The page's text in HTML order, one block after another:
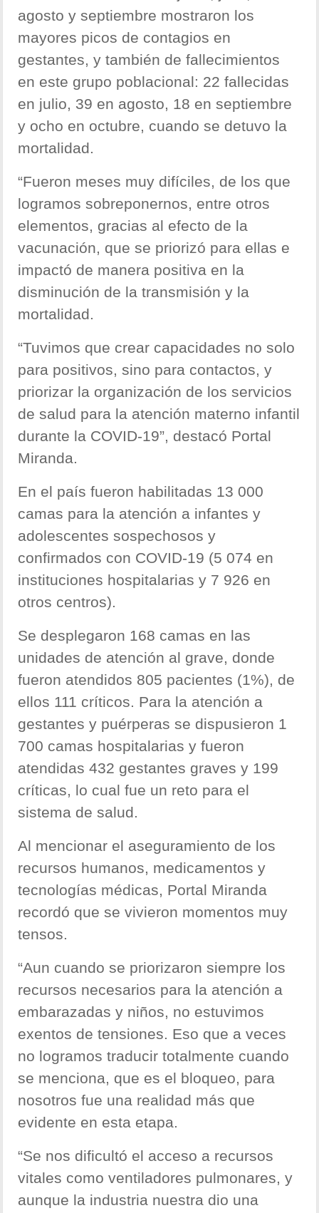
agosto y septiembre mostraron los
mayores picos de contagios en
gestantes, y también de fallecimientos
en este grupo poblacional: 22 fallecidas
en julio, 39 en agosto, 18 en septiembre
y ocho en octubre, cuando se detuvo la
mortalidad.
“Fueron meses muy difíciles, de los que
logramos sobreponernos, entre otros
elementos, gracias al efecto de la
vacunación, que se priorizó para ellas e
impactó de manera positiva en la
disminución de la transmisión y la
mortalidad.
“Tuvimos que crear capacidades no solo
para positivos, sino para contactos, y
priorizar la organización de los servicios
de salud para la atención materno infantil
durante la COVID-19”, destacó Portal
Miranda.
En el país fueron habilitadas 13 000
camas para la atención a infantes y
adolescentes sospechosos y
confirmados con COVID-19 (5 074 en
instituciones hospitalarias y 7 926 en
otros centros).
Se desplegaron 168 camas en las
unidades de atención al grave, donde
fueron atendidos 805 pacientes (1%), de
ellos 111 críticos. Para la atención a
gestantes y puérperas se dispusieron 1
700 camas hospitalarias y fueron
atendidas 432 gestantes graves y 199
críticas, lo cual fue un reto para el
sistema de salud.
Al mencionar el aseguramiento de los
recursos humanos, medicamentos y
tecnologías médicas, Portal Miranda
recordó que se vivieron momentos muy
tensos.
“Aun cuando se priorizaron siempre los
recursos necesarios para la atención a
embarazadas y niños, no estuvimos
exentos de tensiones. Eso que a veces
no logramos traducir totalmente cuando
se menciona, que es el bloqueo, para
nosotros fue una realidad más que
evidente en esta etapa.
“Se nos dificultó el acceso a recursos
vitales como ventiladores pulmonares, y
aunque la industria nuestra dio una